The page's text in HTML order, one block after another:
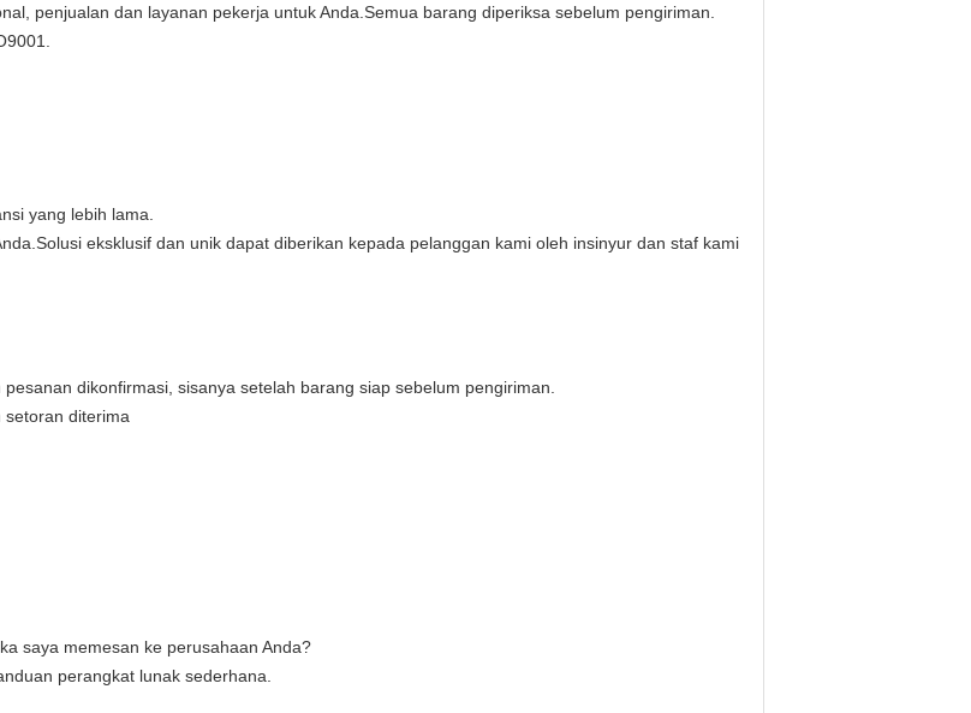
penjualan dan layanan pekerja untuk Anda.Semua barang diperiksa sebelum pengiriman.
yang lebih lama.
eksklusif dan unik dapat diberikan kepada pelanggan kami oleh insinyur dan staf kami
dikonfirmasi, sisanya setelah barang siap sebelum pengiriman.
setoran diterima
saya memesan ke perusahaan Anda?
perangkat lunak sederhana.